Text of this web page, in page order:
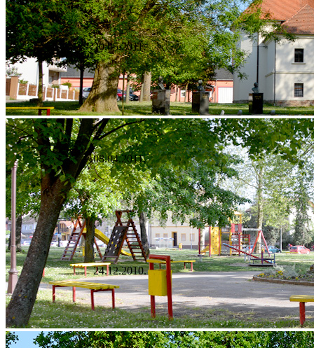
20.05.2011.
08.04.2011.
24.12.2010.